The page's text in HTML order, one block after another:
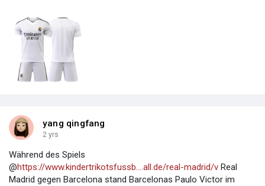
yang qingfang
2 yrs
Während des Spiels
@https://www.kindertrikotsfussb....all.de/real-madrid/v Real
Madrid gegen Barcelona stand Barcelonas Paulo Victor im